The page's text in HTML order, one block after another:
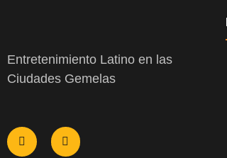
Entretenimiento Latino en las
Ciudades Gemelas